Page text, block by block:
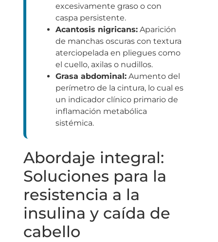
excesivamente graso o con
caspa persistente.
Acantosis nigricans: Aparición
de manchas oscuras con textura
aterciopelada en pliegues como
el cuello, axilas o nudillos.
Grasa abdominal: Aumento del
perímetro de la cintura, lo cual es
un indicador clínico primario de
inflamación metabólica
sistémica.
Abordaje integral:
Soluciones para la
resistencia a la
insulina y caída de
cabello